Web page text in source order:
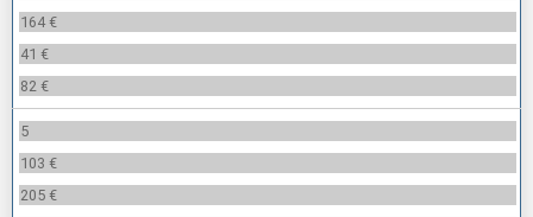
164 €
41 €
82 €
5
103 €
205 €